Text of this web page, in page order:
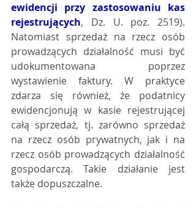
ewidencji przy zastosowaniu kas
rejestrujących, Dz. U. poz. 2519).
Natomiast sprzedaż na rzecz osób
prowadzących działalność musi być
udokumentowana poprzez
wystawienie faktury. W praktyce
zdarza się również, że podatnicy
ewidencjonują w kasie rejestrującej
całą sprzedaż, tj. zarówno sprzedaż
na rzecz osób prywatnych, jak i na
rzecz osób prowadzących działalność
gospodarczą. Takie działanie jest
także dopuszczalne.